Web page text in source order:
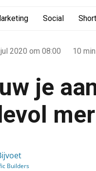
Social
2020 om 08:00 10
je
Builders